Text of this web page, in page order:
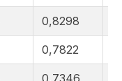
0,8298
0,7822
0,7346